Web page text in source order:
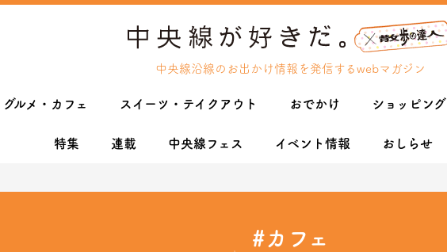
中央線沿線のお出かけ情報を発信するwebマガジン
グルメ・カフェ スイーツ・テイクアウト おでかけ ショッピング
特集 連載 中央線フェス イベント情報 おしらせ
#カフェ